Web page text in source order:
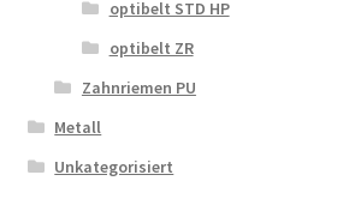
optibelt STD HP
optibelt ZR
Zahnriemen PU
Metall
Unkategorisiert